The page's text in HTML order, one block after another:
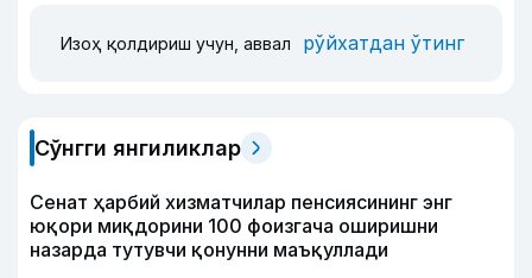
Изоҳ қолдириш учун, аввал рўйхатдан ўтинг
Сўнгги янгиликлар
Сенат ҳарбий хизматчилар пенсиясининг энг
юқори миқдорини 100 фоизгача оширишни
назарда тутувчи қонунни маъқуллади